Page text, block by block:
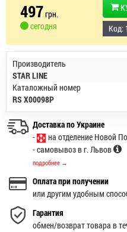
497грн.
сегодня
Код:
Производитель
STAR LINE
Каталожный номер
RS X00098P
Доставка по Украине
-
на отделение Новой
- самовывоз в г. Львов
подробнее →
Оплата при получении
или другим удобным
Гарантия
обмен/возврат товара в